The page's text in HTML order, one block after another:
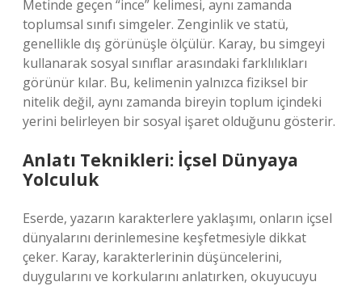
Metinde geçen “ince” kelimesi, aynı zamanda
toplumsal sınıfı simgeler. Zenginlik ve statü,
genellikle dış görünüşle ölçülür. Karay, bu simgeyi
kullanarak sosyal sınıflar arasındaki farklılıkları
görünür kılar. Bu, kelimenin yalnızca fiziksel bir
nitelik değil, aynı zamanda bireyin toplum içindeki
yerini belirleyen bir sosyal işaret olduğunu gösterir.
Anlatı Teknikleri: İçsel Dünyaya
Yolculuk
Eserde, yazarın karakterlere yaklaşımı, onların içsel
dünyalarını derinlemesine keşfetmesiyle dikkat
çeker. Karay, karakterlerinin düşüncelerini,
duygularını ve korkularını anlatırken, okuyucuyu